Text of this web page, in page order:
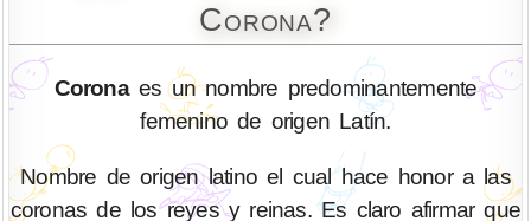
Corona?
Coronaes un nombre predominantemente
femenino de origen Latín.
Nombre de origen latino el cual hace honor a las
coronas de los reyes y reinas. Es claro afirmar que